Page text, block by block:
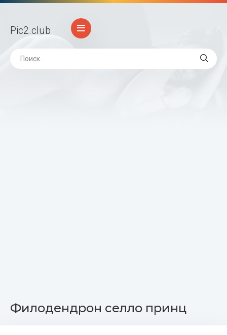
Pic2.club
Филодендрон селло принц